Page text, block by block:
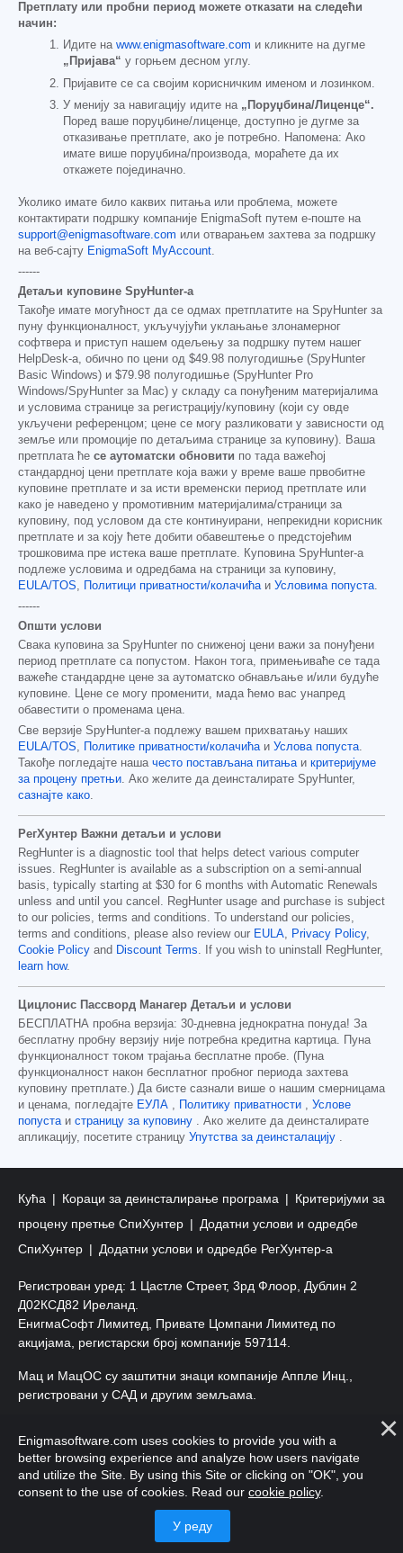
Претплату или пробни период можете отказати на следећи
начин:
Идите на www.enigmasoftware.com и кликните на дугме
„Пријава“ у горњем десном углу.
Пријавите се са својим корисничким именом и лозинком.
У менију за навигацију идите на „Поруџбина/Лиценце“.
Поред ваше поруџбине/лиценце, доступно је дугме за
отказивање претплате, ако је потребно. Напомена: Ако
имате више поруџбина/производа, мораћете да их
откажете појединачно.
Уколико имате било каквих питања или проблема, можете
контактирати подршку компаније EnigmaSoft путем е-поште на
support@enigmasoftware.com или отварањем захтева за подршку
на веб-сајту EnigmaSoft MyAccount
------
Детаљи куповине SpyHunter-а
Такође имате могућност да се одмах претплатите на SpyHunter за
пуну функционалност, укључујући уклањање злонамерног
софтвера и приступ нашем одељењу за подршку путем нашег
HelpDesk-а, обично по цени од $49.98 полугодишње (SpyHunter
Basic Windows) и $79.98 полугодишње (SpyHunter Pro
Windows/SpyHunter за Mac) у складу са понуђеним материјалима
и условима странице за регистрацију/куповину (који су овде
укључени референцом; цене се могу разликовати у зависности од
земље или промоције по детаљима странице за куповину). Ваша
претплата ће се аутоматски обновити по тада важећој
стандардној цени претплате која важи у време ваше првобитне
куповине претплате и за исти временски период претплате или
како је наведено у промотивним материјалима/страници за
куповину, под условом да сте континуирани, непрекидни корисник
претплате и за коју ћете добити обавештење о предстојећим
трошковима пре истека ваше претплате. Куповина SpyHunter-а
подлеже условима и одредбама на страници за куповину,
EULA/TOS
Политици приватности/колачића и Условима попуста
------
Општи услови
Свака куповина за SpyHunter по сниженој цени важи за понуђени
период претплате са попустом. Након тога, примењиваће се тада
важеће стандардне цене за аутоматско обнављање и/или будуће
куповине. Цене се могу променити, мада ћемо вас унапред
обавестити о променама цена.
Све верзије SpyHunter-а подлежу вашем прихватању наших
EULA/TOS
Политике приватности/колачића и Услова попуста
Такође погледајте наша често постављана питања и критеријуме
за процену претњи . Ако желите да деинсталирате SpyHunter,
сазнајте како
РегХунтер Важни детаљи и услови
RegHunter is a diagnostic tool that helps detect various computer
issues. RegHunter is available as a subscription on a semi-annual
basis, typically starting at $30 for 6 months with Automatic Renewals
unless and until you cancel. RegHunter usage and purchase is subject
to our policies, terms and conditions. To understand our policies,
terms and conditions, please also review our EULA Privacy Policy,
Cookie Policy and Discount Terms . If you wish to uninstall RegHunter,
learn how.
Цицлонис Пассворд Манагер Детаљи и услови
БЕСПЛАТНА пробна верзија: 30-дневна једнократна понуда! За
бесплатну пробну верзију није потребна кредитна картица. Пуна
функционалност током трајања бесплатне пробе. (Пуна
функционалност након бесплатног пробног периода захтева
куповину претплате.) Да бисте сазнали више о нашим смерницама
и ценама, погледајте ЕУЛА Политику приватности
Услове
попуста и страницу за куповину . Ако желите да деинсталирате
апликацију, посетите страницу Упутства за деинсталацију
Кућа Кораци за деинсталирање програма
Критеријуми за
процену претње СпиХунтер
Додатни услови и одредбе
СпиХунтер
Додатни услови и одредбе РегХунтер-а
Регистрован уред: 1 Цастле Стреет, 3рд Флоор, Дублин 2
Д02КСД82 Иреланд.
ЕнигмаСофт Лимитед, Привате Цомпани Лимитед по
акцијама, регистарски број компаније 597114.
Мац и МацОС су заштитни знаци компаније Аппле Инц.,
регистровани у САД и другим земљама.
задржана.
Enigmasoftware.com uses cookies to provide you with a
better browsing experience and analyze how users navigate
and utilize the Site. By using this Site or clicking on "OK", you
consent to the use of cookies. Read our cookie policy.